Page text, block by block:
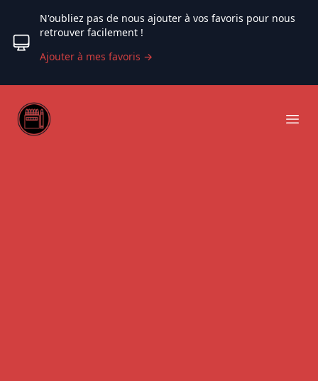
N'oubliez pas de nous ajouter à vos favoris pour nous
retrouver facilement !
Ajouter à mes favoris →
Web coloriage